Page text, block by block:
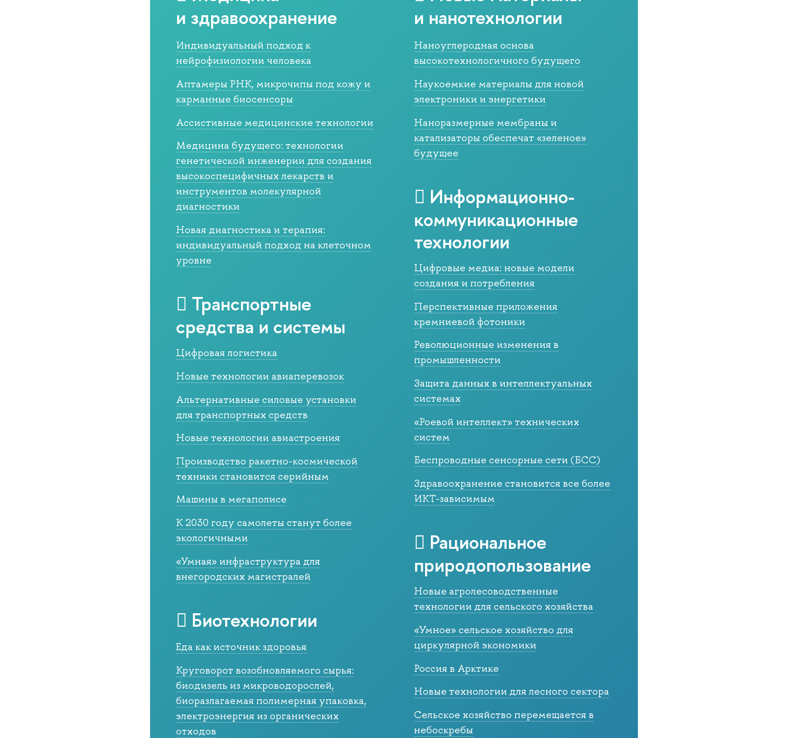
и здравоохранение
Индивидуальный подход к
нейрофизиологии человека
Аптамеры РНК, микрочипы под кожу и
карманные биосенсоры
Ассистивные медицинские технологии
Медицина будущего: технологии
генетической инженерии для создания
высокоспецифичных лекарств и
инструментов молекулярной
диагностики
Новая диагностика и терапия:
индивидуальный подход на клеточном
уровне
Транспортные
средства и системы
Цифровая логистика
Новые технологии авиаперевозок
Альтернативные силовые установки
для транспортных средств
Новые технологии авиастроения
Производство ракетно-космической
техники становится серийным
Машины в мегаполисе
К 2030 году самолеты станут более
экологичными
«Умная» инфраструктура для
внегородских магистралей
Биотехнологии
Еда как источник здоровья
Круговорот возобновляемого сырья:
биодизель из микроводорослей,
биоразлагаемая полимерная упаковка,
электроэнергия из органических
отходов
и нанотехнологии
Наноуглеродная основа
высокотехнологичного будущего
Наукоемкие материалы для новой
электроники и энергетики
Наноразмерные мембраны и
катализаторы обеспечат «зеленое»
будущее
Информационно-
коммуникационные
технологии
Цифровые медиа: новые модели
создания и потребления
Перспективные приложения
кремниевой фотоники
Революционные изменения в
промышленности
Защита данных в интеллектуальных
системах
«Роевой интеллект» технических
систем
Беспроводные сенсорные сети (БСС)
Здравоохранение становится все более
ИКТ-зависимым
Рациональное
природопользование
Новые агролесоводственные
технологии для сельского хозяйства
«Умное» сельское хозяйство для
циркулярной экономики
Россия в Арктике
Новые технологии для лесного сектора
Cельское хозяйство перемещается в
небоскребы